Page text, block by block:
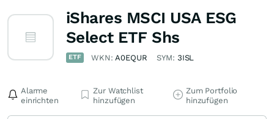
iShares MSCI USA ESG
Select ETF Shs
ETF WKN:A0EQUR SYM: 3ISL
Alarme
einrichten
Zur Watchlist
hinzufügen
Zum Portfolio
hinzufügen